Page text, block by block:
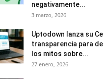
negativamente...
3 marzo, 2026
Uptodown lanza su
transparencia para
los mitos sobre...
27 enero, 2026